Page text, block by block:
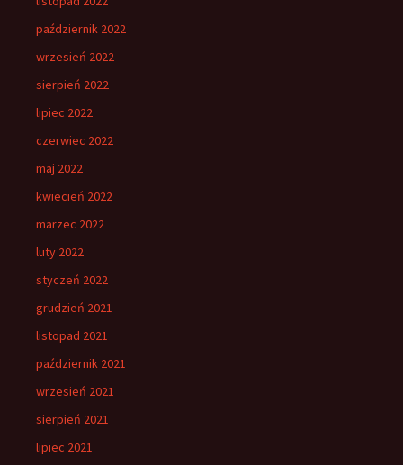
październik 2022
wrzesień 2022
sierpień 2022
lipiec 2022
czerwiec 2022
maj 2022
kwiecień 2022
marzec 2022
luty 2022
styczeń 2022
grudzień 2021
listopad 2021
październik 2021
wrzesień 2021
sierpień 2021
lipiec 2021